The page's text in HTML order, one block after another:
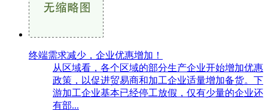
终端需求减少，企业优惠增加！
从区域看，各个区域的部分生产企业开始增加优惠
政策，以促进贸易商和加工企业适量增加备货。下
游加工企业基本已经停工放假，仅有少量的企业还
有部...